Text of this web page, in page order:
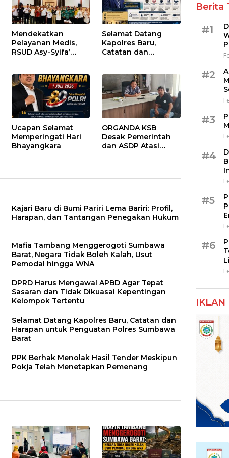
Mendekatkan
Pelayanan Medis,
RSUD Asy-Syifa’
Edukasi Kesehatan
di Taliwang
Selamat Datang
Kapolres Baru,
Catatan dan
Sumbawa Barat
Ucapan Selamat
Memperingati Hari
Bhayangkara
ORGANDA KSB
Desak Pemerintah
dan ASDP Atasi
Kajari Baru di Bumi Pariri Lema Bariri: Profil,
Harapan, dan Tantangan Penegakan Hukum
Mafia Tambang Menggerogoti Sumbawa
Barat, Negara Tidak Boleh Kalah, Usut
Pemodal hingga WNA
DPRD Harus Mengawal APBD Agar Tepat
Sasaran dan Tidak Dikuasai Kepentingan
Kelompok Tertentu
Selamat Datang Kapolres Baru, Catatan dan
Harapan untuk Penguatan Polres Sumbawa
Barat
PPK Berhak Menolak Hasil Tender Meskipun
Pokja Telah Menetapkan Pemenang
Berita
#1
#2
#3
#4
#5
#6
IKLAN